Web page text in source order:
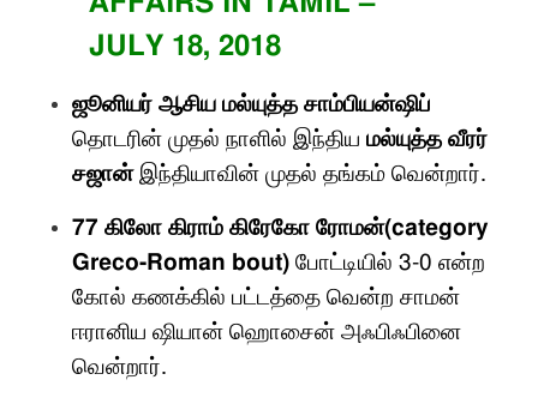
ஜூனியர் ஆசிய மல்யுத்த சாம்பியன்ஷிப்
தொடரின் முதல் நாளில் இந்திய மல்யுத்த வீரர்
சஜான்இந்தியாவின் முதல் தங்கம் வென்றார்.
77 கிலோ கிராம் கிரேகோ ரோமன்(category
Greco-Roman bout) போட்டியில் 3-0 என்ற
கோல் கணக்கில் பட்டத்தை வென்ற சாமன்
ஈரானிய ஷியான் ஹொசைன் அஃபிஃபினை
வென்றார்.